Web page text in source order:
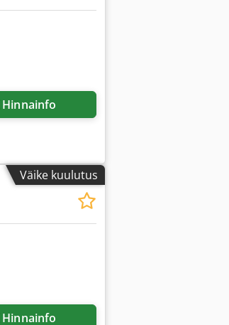
Hinnainfo
Väike kuulutus
Hinnainfo